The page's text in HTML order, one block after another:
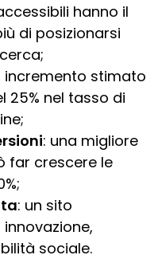
hanno il
di posizionarsi
incremento stimato
25% nel tasso di
: una migliore
far crescere le
: un sito
sociale.